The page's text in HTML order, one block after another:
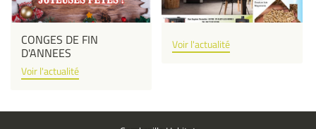
Actualités
Contact
INSCRIPTION
CONGES DE FIN
D'ANNEES
Voir l'actualité
Voir l'actualité